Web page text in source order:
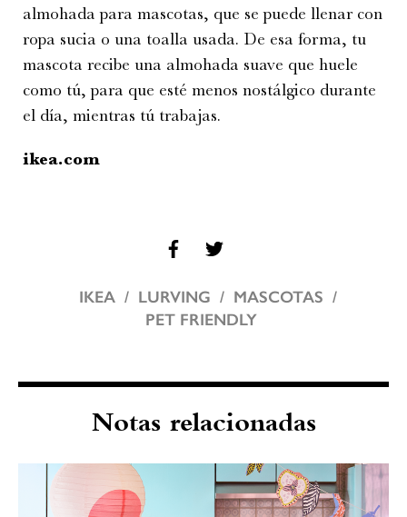
almohada para mascotas, que se puede llenar con
ropa sucia o una toalla usada. De esa forma, tu
mascota recibe una almohada suave que huele
como tú, para que esté menos nostálgico durante
el día, mientras tú trabajas.
ikea.com
IKEA LURVING
MASCOTAS
PET FRIENDLY
Notas relacionadas